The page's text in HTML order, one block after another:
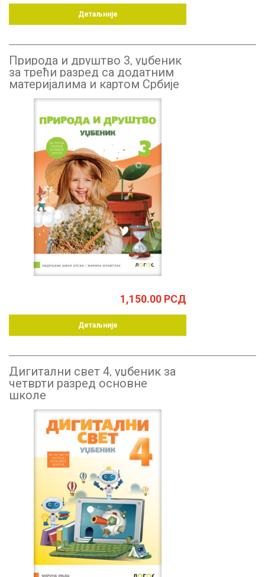
Детаљније
Природа и друштво 3, уџбеник
за трећи разред са додатним
материјалима и картом Србије
1,150.00 РСД
Детаљније
Дигитални свет 4, уџбеник за
четврти разред основне
школе